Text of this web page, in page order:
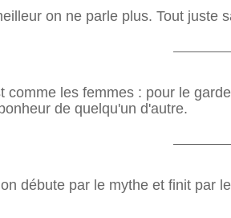
on ne parle plus. Tout juste
comme les femmes : pour le
de quelqu'un d'autre.
débute par le mythe et finit par